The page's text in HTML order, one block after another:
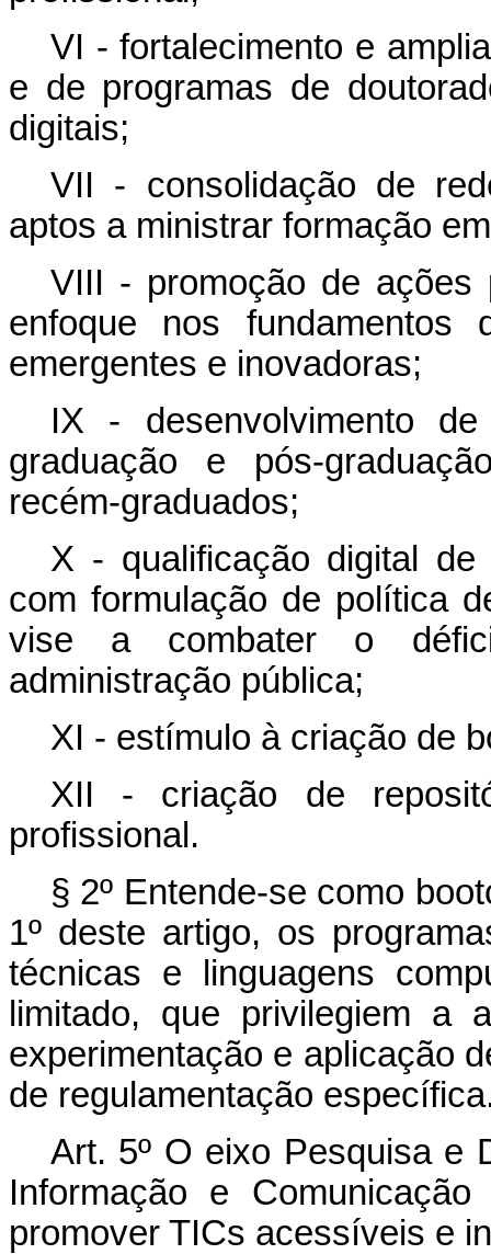
VI - fortalecimento e
e de programas de
digitais;
VII - consolidação de
aptos a ministrar formação
VIII - promoção de ações
enfoque nos fundamentos
emergentes e inovadoras;
IX - desenvolvimento
graduação e pós-
recém-graduados;
X - qualificação digital de
com formulação de política
vise a combater o
administração pública;
XI - estímulo à criação de
XII - criação de
profissional.
§ 2º Entende-se como
1º deste artigo, os
técnicas e linguagens
limitado, que privilegiem a
experimentação e aplicação
de regulamentação
Art. 5º O eixo Pesquisa e
Informação e
promover TICs acessíveis e